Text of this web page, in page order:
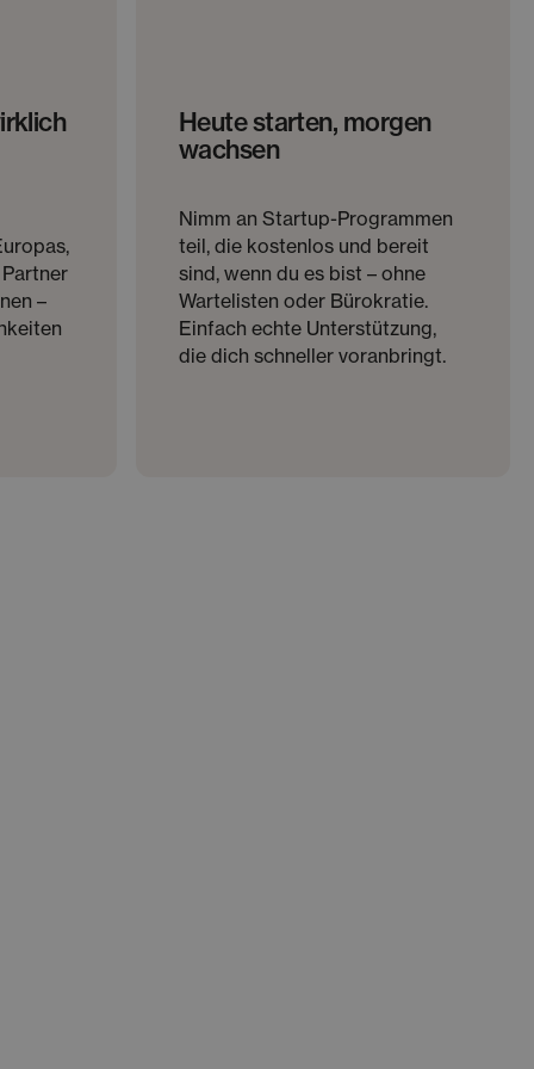
–
Heute starten, morgen
wachsen
Nimm an Startup-Programmen
teil, die kostenlos und bereit
sind, wenn du es bist – ohne
Wartelisten oder Bürokratie.
Einfach echte Unterstützung,
die dich schneller voranbringt.